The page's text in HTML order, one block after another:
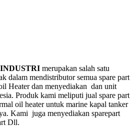
merupakan salah satu
dalam mendistributor semua spare part
Heater dan menyediakan dan unit
Produk kami meliputi jual spare part
oil heater untuk marine kapal tanker
Kami juga menyediakan sparepart
Dll.